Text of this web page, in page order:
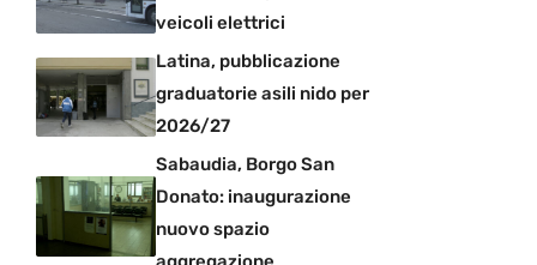
veicoli elettrici
Latina, pubblicazione
graduatorie asili nido per
2026/27
Sabaudia, Borgo San
Donato: inaugurazione
nuovo spazio